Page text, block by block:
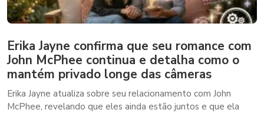
Erika Jayne confirma que seu romance com
John McPhee continua e detalha como o
mantém privado longe das câmeras
Erika Jayne atualiza sobre seu relacionamento com John
McPhee, revelando que eles ainda estão juntos e que ela